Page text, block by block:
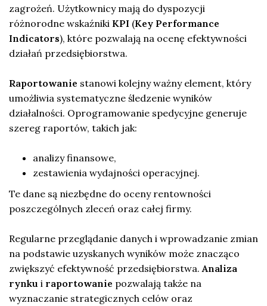
zagrożeń. Użytkownicy mają do dyspozycji
różnorodne wskaźniki KPI (Key Performance
Indicators), które pozwalają na ocenę efektywności
działań przedsiębiorstwa.
Raportowanie stanowi kolejny ważny element, który
umożliwia systematyczne śledzenie wyników
działalności. Oprogramowanie spedycyjne generuje
szereg raportów, takich jak:
analizy finansowe,
zestawienia wydajności operacyjnej.
Te dane są niezbędne do oceny rentowności
poszczególnych zleceń oraz całej firmy.
Regularne przeglądanie danych i wprowadzanie zmian
na podstawie uzyskanych wyników może znacząco
zwiększyć efektywność przedsiębiorstwa. Analiza
rynku i raportowanie pozwalają także na
wyznaczanie strategicznych celów oraz